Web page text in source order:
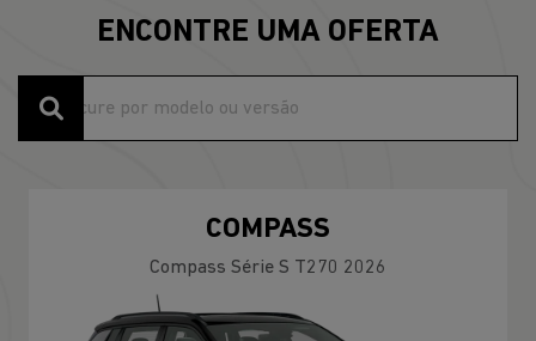
ENCONTRE UMA OFERTA
COMPASS
Compass Série S T270 2026